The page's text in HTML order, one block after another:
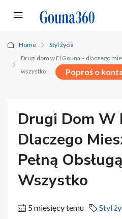
Home
Styl życia
Drugi dom w El Gouna – dlaczego
wszystko
Poproś o
Drugi Dom W
Dlaczego
Pełną
Wszystko
5 miesięcy temu Styl